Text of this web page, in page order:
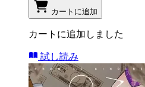
カートに追加
カートに追加しました
試し読み